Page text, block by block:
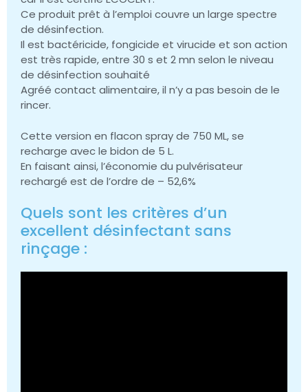
Ce produit prêt à l’emploi couvre un large spectre
de désinfection.
Il est bactéricide, fongicide et virucide et son action
est très rapide, entre 30 s et 2 mn selon le niveau
de désinfection souhaité
Agréé contact alimentaire, il n’y a pas besoin de le
rincer.
Cette version en flacon spray de 750 ML, se
recharge avec le bidon de 5 L.
En faisant ainsi, l’économie du pulvérisateur
rechargé est de l’ordre de – 52,6%
Quels sont les critères d’un
excellent désinfectant sans
rinçage :